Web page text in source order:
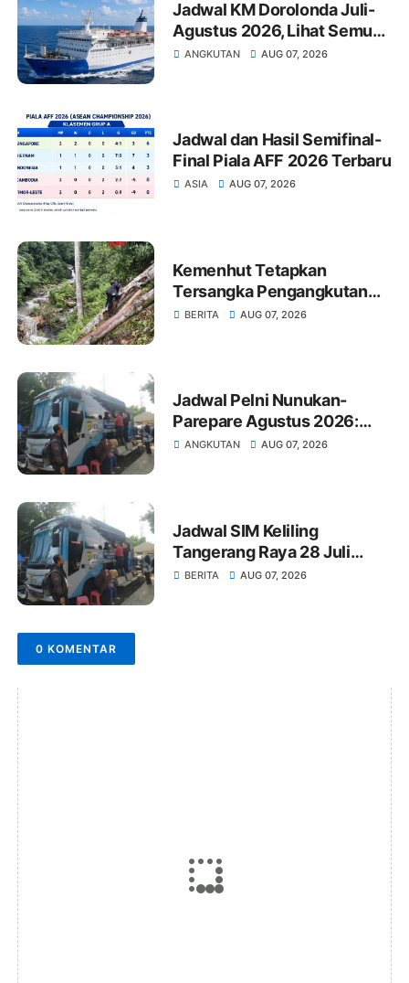
Jadwal KM Dorolonda Juli-
Agustus 2026, Lihat Semua
Pelabuhan Singgah
ANGKUTAN AUG 07, 2026
Jadwal dan Hasil Semifinal-
Final Piala AFF 2026 Terbaru
ASIA AUG 07, 2026
Kemenhut Tetapkan
Tersangka Pengangkutan
Kayu Ilegal Sumut
BERITA AUG 07, 2026
Jadwal Pelni Nunukan-
Parepare Agustus 2026:
Jam Berangkat dan Harga
ANGKUTAN AUG 07, 2026
Jadwal SIM Keliling
Tangerang Raya 28 Juli
2026: Syarat dan Lokasi
BERITA AUG 07, 2026
0 KOMENTAR